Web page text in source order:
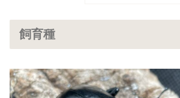
飼育種